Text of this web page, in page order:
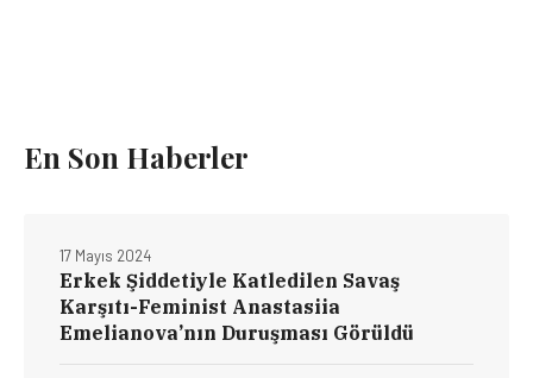
En Son Haberler
Erkek Şiddetiyle Katledilen Savaş
Karşıtı-Feminist Anastasiia
Emelianova’nın Duruşması Görüldü
17 Mayıs 2024